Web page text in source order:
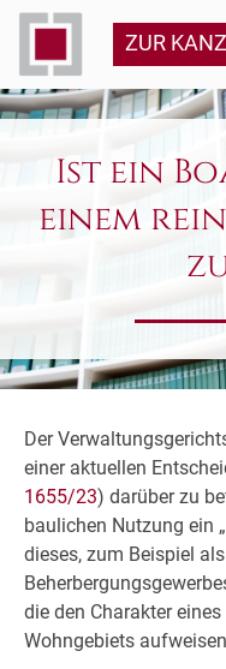
ZUR
Ist ein
einem
Der
einer aktuellen
1655/23) darüber zu
baulichen Nutzung ein
dieses, zum Beispiel
die den Charakter
Wohngebiets